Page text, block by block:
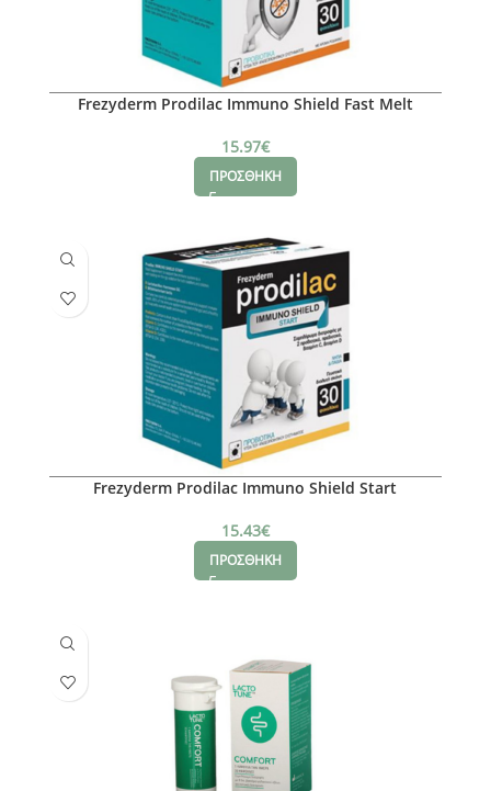
Frezyderm Prodilac Immuno Shield Fast Melt
15.97€
ΠΡΟΣΘΗΚΗ
Frezyderm Prodilac Immuno Shield Start
15.43€
ΠΡΟΣΘΗΚΗ